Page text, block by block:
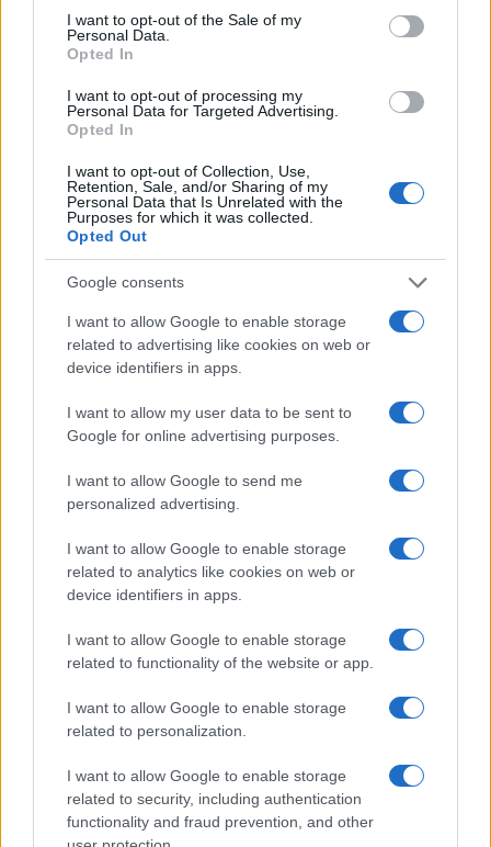
consent section.
I want to opt-out of the Sale of my
Personal Data.
Opted In
I want to opt-out of processing my
Personal Data for Targeted Advertising.
Opted In
I want to opt-out of Collection, Use,
Retention, Sale, and/or Sharing of my
Personal Data that Is Unrelated with the
Purposes for which it was collected.
Opted Out
Google consents
I want to allow Google to enable storage
related to advertising like cookies on web or
device identifiers in apps.
I want to allow my user data to be sent to
Google for online advertising purposes.
I want to allow Google to send me
personalized advertising.
I want to allow Google to enable storage
related to analytics like cookies on web or
device identifiers in apps.
I want to allow Google to enable storage
related to functionality of the website or app.
I want to allow Google to enable storage
related to personalization.
I want to allow Google to enable storage
related to security, including authentication
functionality and fraud prevention, and other
Petróleo Brent cai 8.3% e arrasta commodities em agosto de
Rafael Oliveira · 6 ago 2026
NÃO CLASSIFICADO
Tensões diplomáticas entre Brasil e Argentina: o que está em
Rafael Oliveira · 4 ago 2026